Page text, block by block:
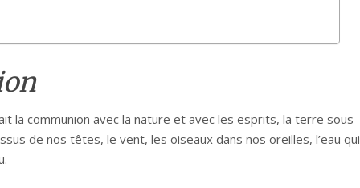
la communion avec la nature et avec les esprits, la terre sous
de nos têtes, le vent, les oiseaux dans nos oreilles, l’eau qui